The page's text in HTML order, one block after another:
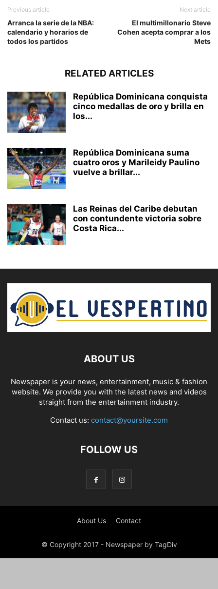
Previous article
Arranca la serie de la NBA:
calendario y horarios de
todos los partidos
Next article
El multimillonario Steve
Cohen acepta comprar a los
Mets
RELATED ARTICLES
República Dominicana conquista
cinco medallas de oro y brilla en
los...
República Dominicana suma
cuatro oros y Marileidy Paulino
vuelve a brillar...
Las Reinas del Caribe debutan
con contundente victoria sobre
Costa Rica...
ABOUT US
Newspaper is your news, entertainment, music & fashion
website. We provide you with the latest news and videos
straight from the entertainment industry.
Contact us: contact@yoursite.com
FOLLOW US
About Us Contact
© Copyright 2017 - Newspaper by TagDiv